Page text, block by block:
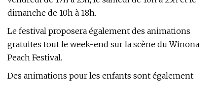
dimanche de 10h à 18h.
Le festival proposera également des animations
gratuites tout le week-end sur la scène du Winona
Peach Festival.
Des animations pour les enfants sont également